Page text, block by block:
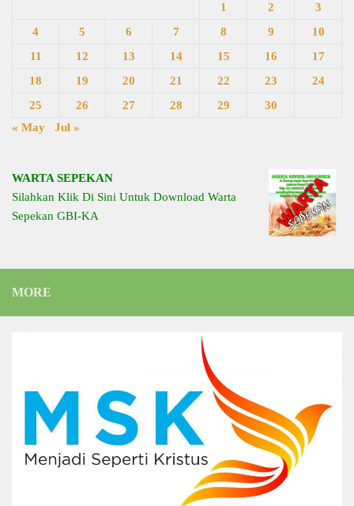
1
2
3
4
5 6 7 8 9
10
11
12 13 14 15 16
17
18
19 20 21 22 23
24
25
26 27 28 29
30
« May
Jul »
WARTA SEPEKAN
Silahkan Klik Di Sini Untuk Download Warta
Sepekan GBI-KA
MORE